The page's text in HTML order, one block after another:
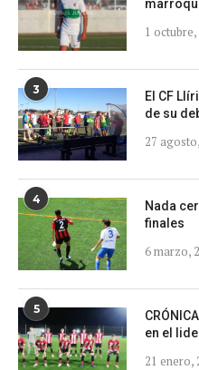
1 octubre,
3
El CF
de su
27
4
Nada
finales
6 marzo,
5
en el
21 enero,